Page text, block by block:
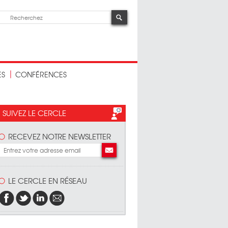
CONFÉRENCES
SUIVEZ LE CERCLE
RECEVEZ NOTRE NEWSLETTER
LE CERCLE EN RÉSEAU